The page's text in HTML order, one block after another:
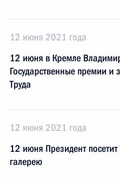
12 июня 2021 года
12 июня в Кремле
Государственные премии и
Труда
12 июня 2021 года
12 июня Президент посетит
галерею